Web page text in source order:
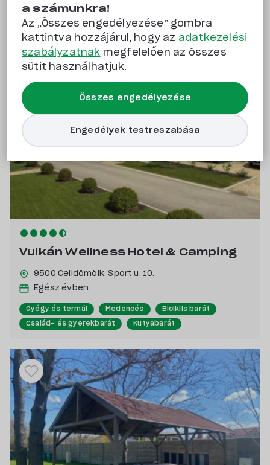
a számunkra!
Az „Összes engedélyezése” gombra
kattintva hozzájárul, hogy az adatkezelési
szabályzatnak megfelelően az összes
sütit használhatjuk.
Összes engedélyezése
Engedélyek testreszabása
Kedvencek
Vulkán Wellness Hotel & Camping
9500 Celldömölk,Sport u. 10.
Egész évben
Gyógy és termál Medencés Biciklis barát
Család- és gyerekbarát Kutyabarát